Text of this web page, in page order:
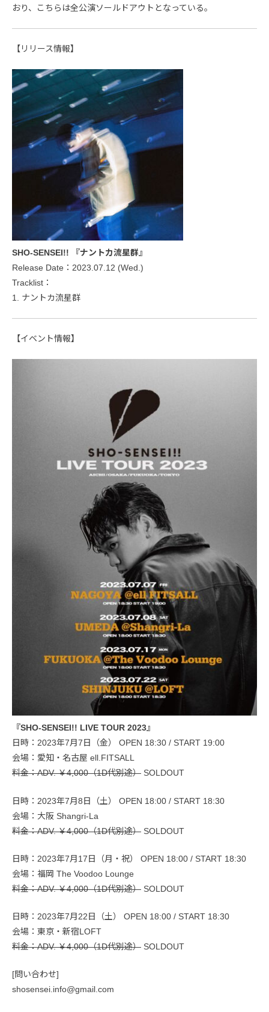
おり、こちらは全公演ソールドアウトとなっている。
【リリース情報】
SHO-SENSEI!! 『ナントカ流星群』
Release Date：2023.07.12 (Wed.)
Tracklist：
1. ナントカ流星群
【イベント情報】
『SHO-SENSEI!! LIVE TOUR 2023』
日時：2023年7月7日（金） OPEN 18:30 / START 19:00
会場：愛知・名古屋 ell.FITSALL
料金：ADV. ￥4,000（1D代別途） SOLDOUT
日時：2023年7月8日（土） OPEN 18:00 / START 18:30
会場：大阪 Shangri-La
料金：ADV. ￥4,000（1D代別途） SOLDOUT
日時：2023年7月17日（月・祝） OPEN 18:00 / START 18:30
会場：福岡 The Voodoo Lounge
料金：ADV. ￥4,000（1D代別途） SOLDOUT
日時：2023年7月22日（土） OPEN 18:00 / START 18:30
会場：東京・新宿LOFT
料金：ADV. ￥4,000（1D代別途） SOLDOUT
[問い合わせ]
shosensei.info@gmail.com